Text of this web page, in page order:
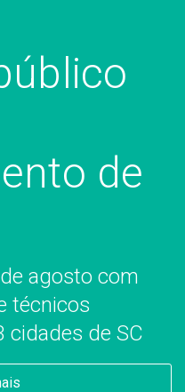
de
agosto com
técnicos
de SC